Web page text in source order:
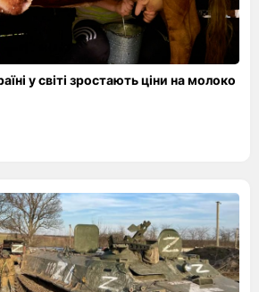
у світі зростають ціни на молоко